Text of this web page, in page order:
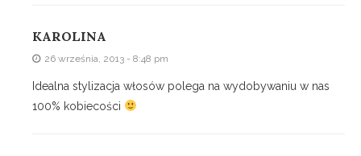
KAROLINA
26 września, 2013 - 8:48 pm
Idealna stylizacja włosów polega na wydobywaniu w nas
100% kobiecości